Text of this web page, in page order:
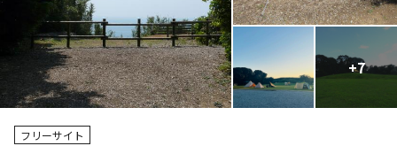
+7
フリーサイト
+47
サイト・宿泊施設